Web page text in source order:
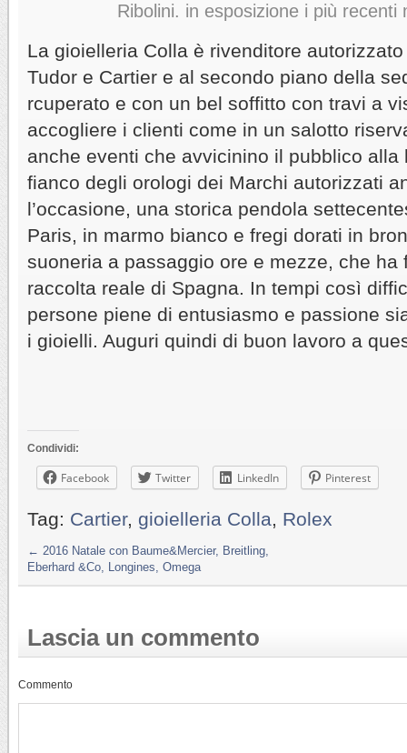
Ribolini. in esposizione i più recenti
La gioielleria Colla è rivenditore
Tudor e Cartier e al secondo piano della
rcuperato e con un bel soffitto con travi a
accogliere i clienti come in un salotto
anche eventi che avvicinino il pubblico alla
fianco degli orologi dei Marchi autorizzati
l’occasione, una storica pendola
Paris, in marmo bianco e fregi dorati in
suoneria a passaggio ore e mezze, che ha
raccolta reale di Spagna. In tempi così
persone piene di entusiasmo e passione
i gioielli. Auguri quindi di buon lavoro a
Condividi:
Facebook Twitter LinkedIn Pinterest
Tag: Cartier, gioielleria Colla, Rolex
← 2016 Natale con Baume&Mercier, Breitling,
Eberhard &Co, Longines, Omega
Lascia un commento
Commento